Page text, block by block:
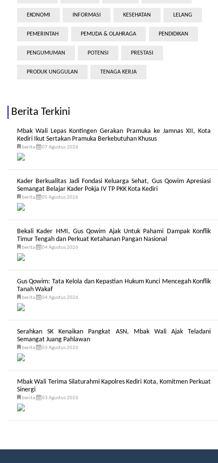
EKONOMI INFORMASI KESEHATAN LELANG
PEMERINTAH PEMUDA & OLAHRAGA PENDIDIKAN
PENGUMUMAN POTENSI PRESTASI
PRODUK UNGGULAN TENAGA KERJA
Berita Terkini
Mbak Wali Lepas Kontingen Gerakan Pramuka ke Jamnas XII, Kota
Kediri Ikut Sertakan Pramuka Berkebutuhan Khusus
berita 07 Agustus 2026
Kader Berkualitas Jadi Fondasi Keluarga Sehat, Gus Qowim Apresiasi
Semangat Belajar Kader Pokja IV TP PKK Kota Kediri
berita 05 Agustus 2026
Bekali Kader HMI, Gus Qowim Ajak Untuk Pahami Dampak Konflik
Timur Tengah dan Perkuat Ketahanan Pangan Nasional
berita 04 Agustus 2026
Gus Qowim: Tata Kelola dan Kepastian Hukum Kunci Mencegah Konflik
Tanah Wakaf
berita 04 Agustus 2026
Serahkan SK Kenaikan Pangkat ASN, Mbak Wali Ajak Teladani
Semangat Juang Pahlawan
berita 03 Agustus 2026
Mbak Wali Terima Silaturahmi Kapolres Kediri Kota, Komitmen Perkuat
Sinergi
berita 03 Agustus 2026